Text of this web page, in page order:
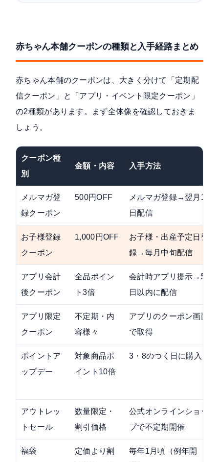
赤ちゃん本舗クーポンの種類と入手経路まとめ
赤ちゃん本舗のクーポンは、大きく分けて「定期配
信クーポン」と「アプリ・イベント限定クーポン」
の2種類があります。まず全体像を確認しておきま
しょう。
クーポン種
別
金額・内容 入手方法
メルマガ登
録クーポン
500円OFF
メルマガ登録→翌月1
日配信
お子様登録
クーポン
1,000円OFF
お子様・出産予定日登
録→毎月中旬配信
アプリ会計
後クーポン
全品ポイン
ト3倍
会計時アプリ提示→5
日以内に配信
アプリ限定
クーポン
不定期・内
容様々
アプリのクーポン画面
で取得
ポイントア
ップデー
対象商品ポ
イント10倍
3・8のつく日に購入
アウトレッ
トセール
数量限定・
割引価格
公式オンラインショッ
プで不定期開催
福袋
定価より割
毎年1月頃（例年開